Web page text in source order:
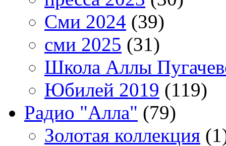
Сми 2024 (39)
сми 2025 (31)
Школа Аллы
Юбилей 2019 (119)
Радио "Алла" (79)
Золотая коллекция